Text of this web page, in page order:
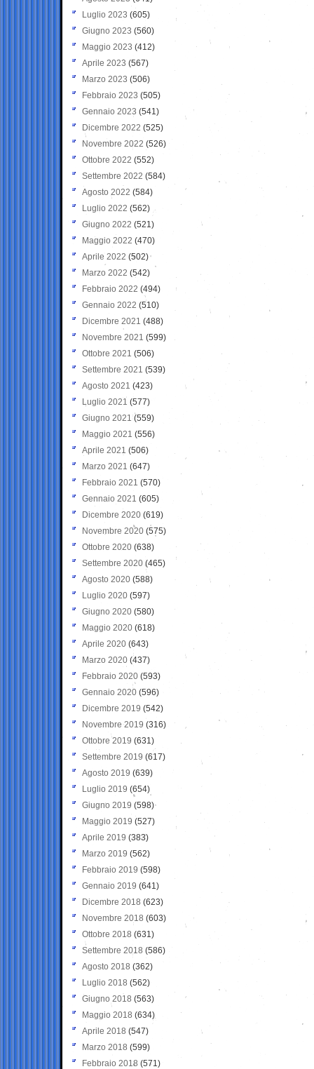
Luglio 2023 (605)
Giugno 2023 (560)
Maggio 2023 (412)
Aprile 2023 (567)
Marzo 2023 (506)
Febbraio 2023 (505)
Gennaio 2023 (541)
Dicembre 2022 (525)
Novembre 2022 (526)
Ottobre 2022 (552)
Settembre 2022 (584)
Agosto 2022 (584)
Luglio 2022 (562)
Giugno 2022 (521)
Maggio 2022 (470)
Aprile 2022 (502)
Marzo 2022 (542)
Febbraio 2022 (494)
Gennaio 2022 (510)
Dicembre 2021 (488)
Novembre 2021 (599)
Ottobre 2021 (506)
Settembre 2021 (539)
Agosto 2021 (423)
Luglio 2021 (577)
Giugno 2021(559)
Maggio 2021 (556)
Aprile 2021 (506)
Marzo 2021 (647)
Febbraio 2021 (570)
Gennaio 2021 (605)
Dicembre 2020 (619)
Novembre 2020 (575)
Ottobre 2020 (638)
Settembre 2020(465)
Agosto 2020 (588)
Luglio 2020 (597)
Giugno 2020 (580)
Maggio 2020 (618)
Aprile 2020 (643)
Marzo 2020 (437)
Febbraio 2020 (593)
Gennaio 2020 (596)
Dicembre 2019 (542)
Novembre 2019 (316)
Ottobre 2019 (631)
Settembre 2019 (617)
Agosto 2019 (639)
Luglio 2019 (654)
Giugno 2019 (598)
Maggio 2019 (527)
Aprile 2019 (383)
Marzo 2019 (562)
Febbraio 2019 (598)
Gennaio 2019 (641)
Dicembre 2018 (623)
Novembre 2018 (603)
Ottobre 2018 (631)
Settembre 2018 (586)
Agosto 2018 (362)
Luglio 2018 (562)
Giugno 2018 (563)
Maggio 2018 (634)
Aprile 2018 (547)
Marzo 2018 (599)
Febbraio 2018 (571)